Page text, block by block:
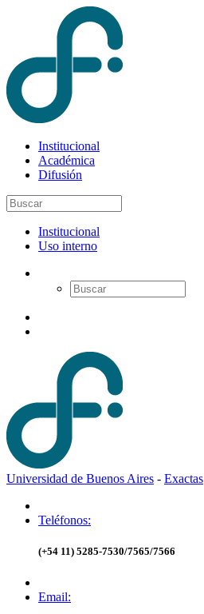
Institucional
Académica
Difusión
Institucional
Uso interno
Universidad de Buenos Aires - Exactas
Teléfonos:
(+54 11) 5285-7530/7565/7566
Email: